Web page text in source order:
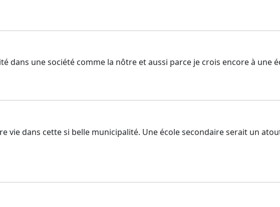
dans une société comme la nôtre et aussi parce je crois encore à une
vie dans cette si belle municipalité. Une école secondaire serait un